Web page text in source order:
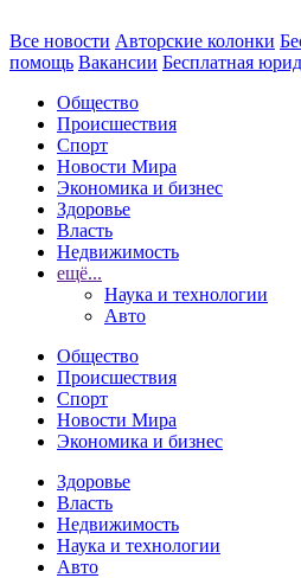
Все новости Авторские колонки
помощь Вакансии Бесплатная
Общество
Происшествия
Спорт
Новости Мира
Экономика и бизнес
Здоровье
Власть
Недвижимость
ещё...
Наука и технологии
Авто
Общество
Происшествия
Спорт
Новости Мира
Экономика и бизнес
Здоровье
Власть
Недвижимость
Наука и технологии
Авто